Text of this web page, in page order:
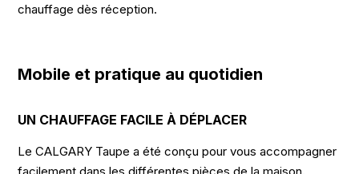
chauffage dès réception.
Mobile et pratique au quotidien
UN CHAUFFAGE FACILE À DÉPLACER
Le CALGARY Taupe a été conçu pour vous accompagner
facilement dans les différentes pièces de la maison.